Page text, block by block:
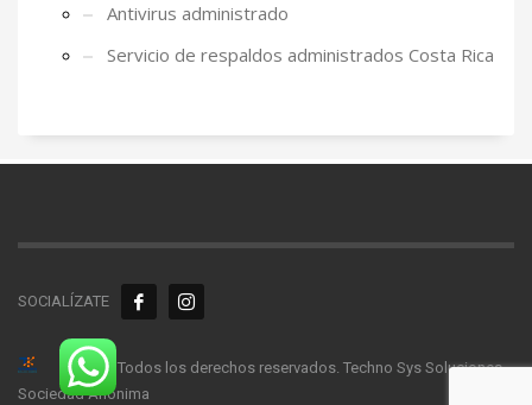
Antivirus administrado
Servicio de respaldos administrados Costa Rica
SOCIALÍZATE
© 2026. Todos los derechos reservados. Techno Sys Soluciones
Sociedad Anónima